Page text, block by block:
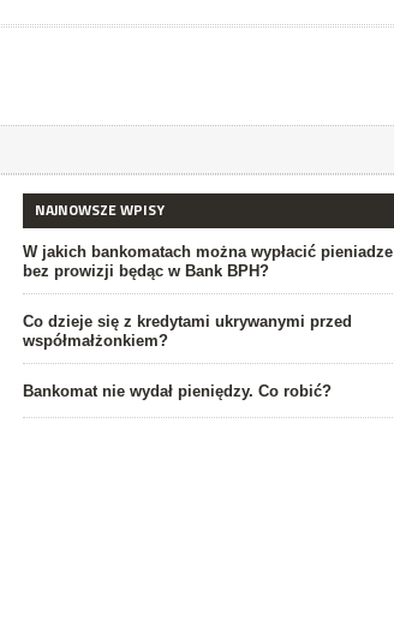
NAJNOWSZE WPISY
W jakich bankomatach można wypłacić pieniadze
bez prowizji będąc w Bank BPH?
Co dzieje się z kredytami ukrywanymi przed
współmałżonkiem?
Bankomat nie wydał pieniędzy. Co robić?